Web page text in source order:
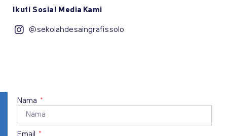
Nama
Ikuti Sosial Media Kami
@sekolahdesaingrafissolo